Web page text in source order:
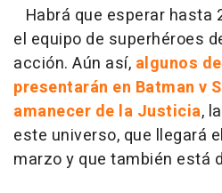
Habrá que esperar hasta
el equipo de superhéroes
acción. Aún así, algunos
presentarán en Batman v
amanecer de la Justicia,
este universo, que llegará
marzo y que también está